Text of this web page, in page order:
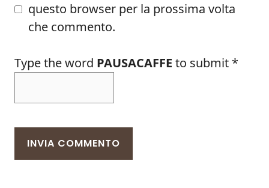
questo browser per la prossima volta
che commento.
Type the word PAUSACAFFE to submit *